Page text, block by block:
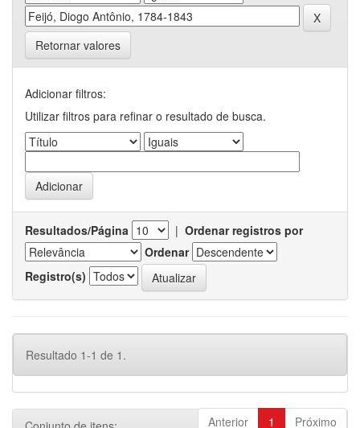
Retornar valores
Adicionar filtros:
Utilizar filtros para refinar o resultado de busca.
Resultados/Página | Ordenar registros por
Ordenar
Registro(s)
Resultado 1-1 de 1.
Anterior 1 Próximo